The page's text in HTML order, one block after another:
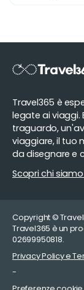
Travel365 è
legate ai viaggi.
traguardo,
viaggiare, il tuo
da disegnare e
Scopri chi
Copyright ©
Travel365 è un
02699950818.
Privacy Policy e
-